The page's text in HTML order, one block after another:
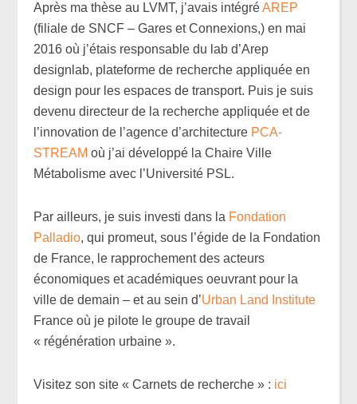
Après ma thèse au LVMT, j’avais intégréAREP
(filiale de SNCF – Gares et Connexions,) en mai
2016 où j’étais responsable du lab d’Arep
designlab, plateforme de recherche appliquée en
design pour les espaces de transport. Puis je suis
devenu directeur de la recherche appliquée et de
l’innovation de l’agence d’architecture PCA-
STREAM où j’ai développé la Chaire Ville
Métabolisme avec l’Université PSL.
Par ailleurs, je suis investi dans la Fondation
Palladio, qui promeut, sous l’égide de la Fondation
de France, le rapprochement des acteurs
économiques et académiques oeuvrant pour la
ville de demain – et au sein d’Urban Land Institute
France où je pilote le groupe de travail
« régénération urbaine ».
Visitez son site « Carnets de recherche » : ici